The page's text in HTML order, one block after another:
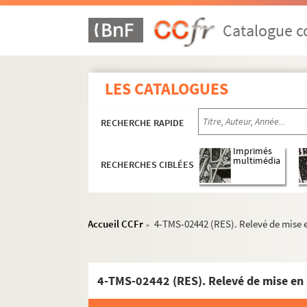
Catalogue
LES CATALOGUES
RECHERCHE RAPIDE
RECHERCHES CIBLÉES
Imprimés
multimédia
Accueil CCFr > 4-TMS-02442 (RES). Relevé de mise
4-TMS-02442 (RES). Relevé de mise en
Henrik Ibsen. Peer Gynt : poème dramatique
Sydney Michaël. Un poète en Amérique.
William Shakespeare. Peines d'amour
Tristan Bernard. Le peintre exigeant :
Charles Vildrac. Le pèlerin : pièce en 1 acte.
Sacha Guitry. La pèlerine écossaise :
A.-Jacques Ballieu. La pelisse : comédie en 1
Edouard Pailleron. Pendant le bal : comédie
Didier Gold, Rinchon Dieudonné, C. A.
Robert Dieudonné. Perdreau : comédie en 2